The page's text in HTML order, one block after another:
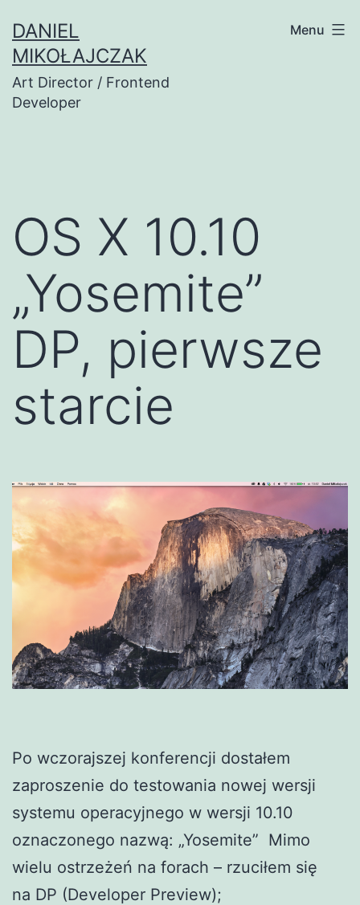
do
treści
DANIEL
MIKOŁAJCZAK
Art Director / Frontend
Developer
Menu
OS X 10.10
„Yosemite”
DP, pierwsze
starcie
Po wczorajszej konferencji dostałem
zaproszenie do testowania nowej wersji
systemu operacyjnego w wersji 10.10
oznaczonego nazwą: „Yosemite” Mimo
wielu ostrzeżeń na forach – rzuciłem się
na DP (Developer Preview);